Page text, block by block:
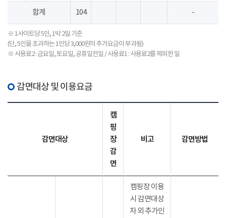
합계 104 -
※ 1사이트당 5인, 1박 2일 기준
(단, 5인을 초과하는 1인당 3,000원의 추가요금이 부과됨)
※ 사용료2 : 금요일, 토요일, 공휴일전일 / 사용료1 : 사용료2를 제외한 일
감면대상 및 이용요금
감면대상
캠
핑
장
감
면
비고 감면방법
캠핑장 이용
시 감면대상
자 외 추가인